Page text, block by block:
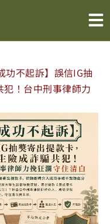
功不起訴】誤信IG抽
！台中刑事律師力